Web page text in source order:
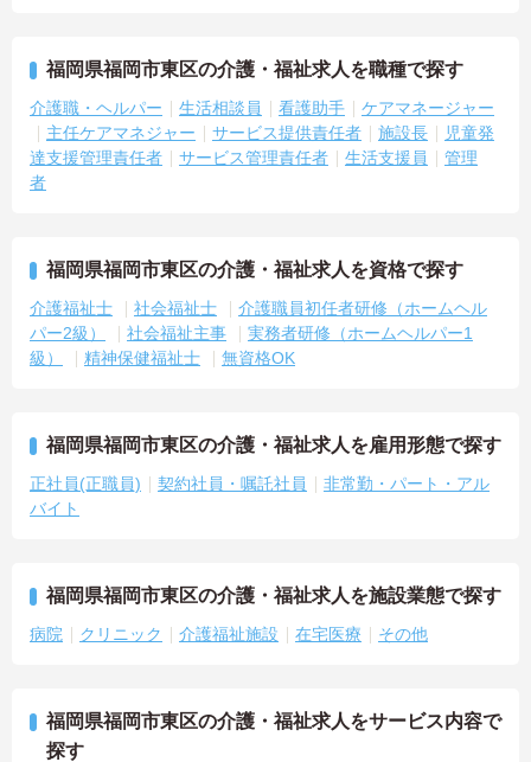
福岡県福岡市東区の介護・福祉求人を職種で探す
介護職・ヘルパー 生活相談員 看護助手
ケアマネージャー
主任ケアマネジャー
サービス提供責任者 施設長
児童発
達支援管理責任者
サービス管理責任者 生活支援員
管理
者
福岡県福岡市東区の介護・福祉求人を資格で探す
介護福祉士 社会福祉士
介護職員初任者研修（ホームヘル
パー2級）
社会福祉主事
実務者研修（ホームヘルパー1
級）
精神保健福祉士 無資格OK
福岡県福岡市東区の介護・福祉求人を雇用形態で探す
正社員(正職員) 契約社員・嘱託社員
非常勤・パート・アル
バイト
福岡県福岡市東区の介護・福祉求人を施設業態で探す
病院 クリニック 介護福祉施設 在宅医療 その他
福岡県福岡市東区の介護・福祉求人をサービス内容で
探す